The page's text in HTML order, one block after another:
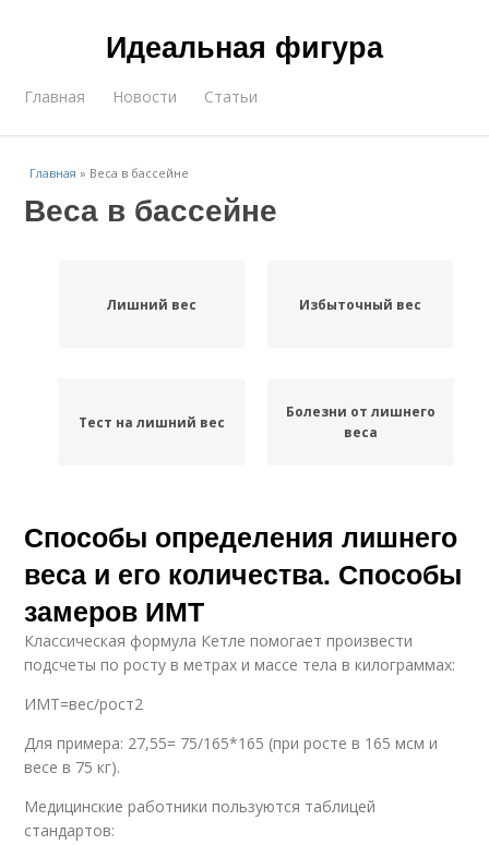
Идеальная фигура
Главная Новости Статьи
Главная » Веса в бассейне
Веса в бассейне
Лишний вес Избыточный вес
Тест на лишний вес
Болезни от лишнего
веса
Способы определения лишнего
веса и его количества. Способы
замеров ИМТ
Классическая формула Кетле помогает произвести
подсчеты по росту в метрах и массе тела в килограммах:
ИМТ=вес/рост2
Для примера: 27,55= 75/165*165 (при росте в 165 мсм и
весе в 75 кг).
Медицинские работники пользуются таблицей
стандартов: